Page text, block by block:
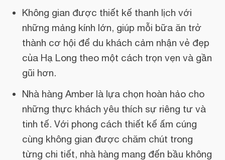
Không gian được thiết kế thanh lịch với
những mảng kính lớn, giúp mỗi bữa ăn trở
thành cơ hội để du khách cảm nhận vẻ đẹp
của Hạ Long theo một cách trọn vẹn và gần
gũi hơn.
Nhà hàng Amber là lựa chọn hoàn hảo cho
những thực khách yêu thích sự riêng tư và
tinh tế. Với phong cách thiết kế ấm cúng
cùng không gian được chăm chút trong
từng chi tiết, nhà hàng mang đến bầu không